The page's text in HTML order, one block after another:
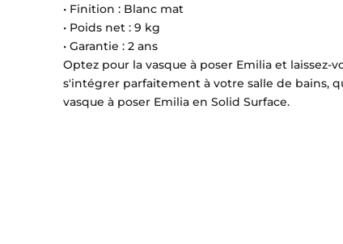
• Finition : Blanc mat
• Poids net : 9 kg
• Garantie : 2 ans
Optez pour la vasque à poser Emilia et
s'intégrer parfaitement à votre salle de bains,
vasque à poser Emilia en Solid Surface.